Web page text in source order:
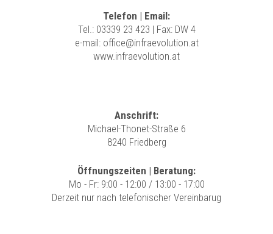
Telefon | Email:
Tel.: 03339 23 423 | Fax: DW 4
e-mail: office@infraevolution.at
www.infraevolution.at
Anschrift:
Michael-Thonet-Straße 6
8240 Friedberg
Öffnungszeiten | Beratung:
Mo - Fr: 9:00 - 12:00 / 13:00 - 17:00
Derzeit nur nach telefonischer Vereinbarug